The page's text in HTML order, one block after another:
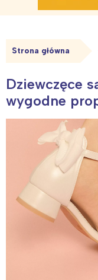
Strona główna
Dziewczęce
wygodne